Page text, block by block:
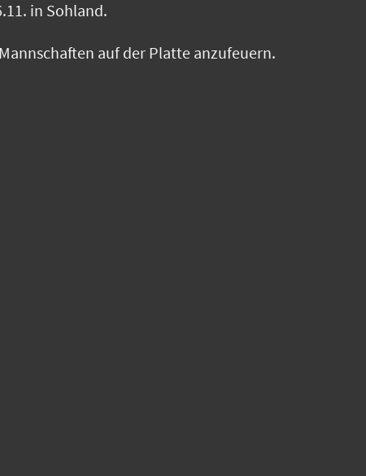
in Sohland.
auf der Platte anzufeuern.